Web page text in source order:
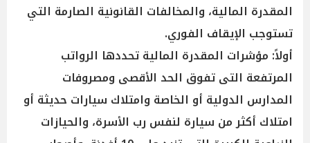
المقدرة المالية، والمخالفات القانونية الصارمة التي
تستوجب الإيقاف الفوري.
أولاً: مؤشرات المقدرة المالية تحددها الرواتب
المرتفعة التى تفوق الحد الأقصى ومصروفات
المدارس الدولية أو الخاصة وامتلاك سيارات حديثة أو
امتلاك أكثر من سيارة لنفس رب الأسرة، والحيازات